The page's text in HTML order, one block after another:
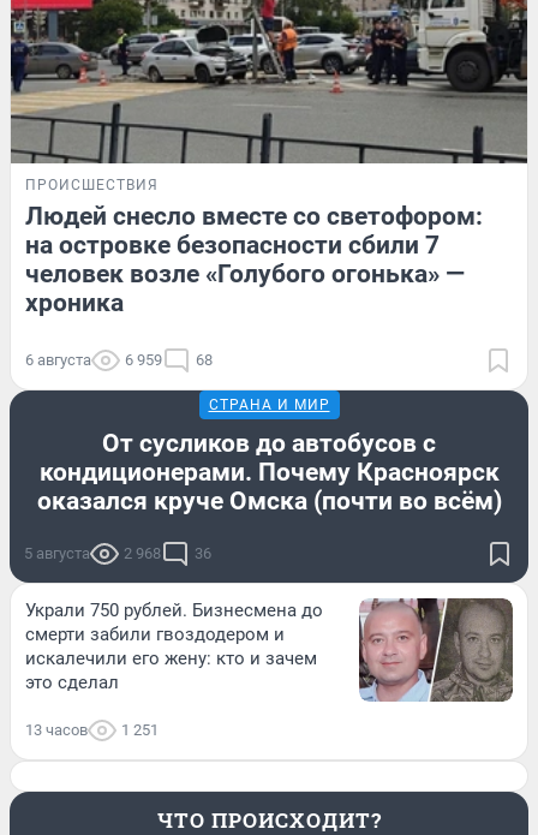
ПРОИСШЕСТВИЯ
Людей снесло вместе со светофором:
на островке безопасности сбили 7
человек возле «Голубого огонька» —
хроника
6 августа 6 959 68
СТРАНА И МИР
От сусликов до автобусов с
кондиционерами. Почему Красноярск
оказался круче Омска (почти во всём)
5 августа 2 968 36
Украли 750 рублей. Бизнесмена до
смерти забили гвоздодером и
искалечили его жену: кто и зачем
это сделал
13 часов 1 251
ЧТО ПРОИСХОДИТ?